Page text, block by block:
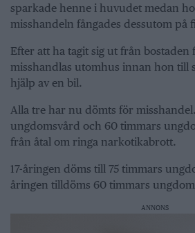
sparkade henne i huvudet medan
misshandeln fångades dessutom på
Efter att ha tagit sig ut från bostaden
misshandlas utomhus innan hon till
hjälp av en bil.
Alla tre har nu dömts för
ungdomsvård och 60 timmars
från åtal om ringa narkotikabrott.
17-åringen döms till 75 timmars
åringen tilldöms 60 timmars
ANNONS